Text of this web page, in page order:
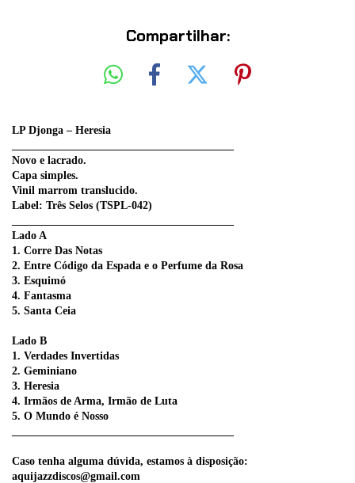
Compartilhar:
LP Djonga – Heresia
Novo e lacrado.
Capa simples.
Vinil marrom translucido.
Label: Três Selos (TSPL-042)
Lado A
1. Corre Das Notas
2. Entre Código da Espada e o Perfume da Rosa
3. Esquimó
4. Fantasma
5. Santa Ceia
Lado B
1. Verdades Invertidas
2. Geminiano
3. Heresia
4. Irmãos de Arma, Irmão de Luta
5. O Mundo é Nosso
Caso tenha alguma dúvida, estamos à disposição:
aquijazzdiscos@gmail.com